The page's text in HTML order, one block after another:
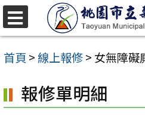
跳
至
主
內
容
首頁 >線上報修> 女無障礙
報修單明細
選
單